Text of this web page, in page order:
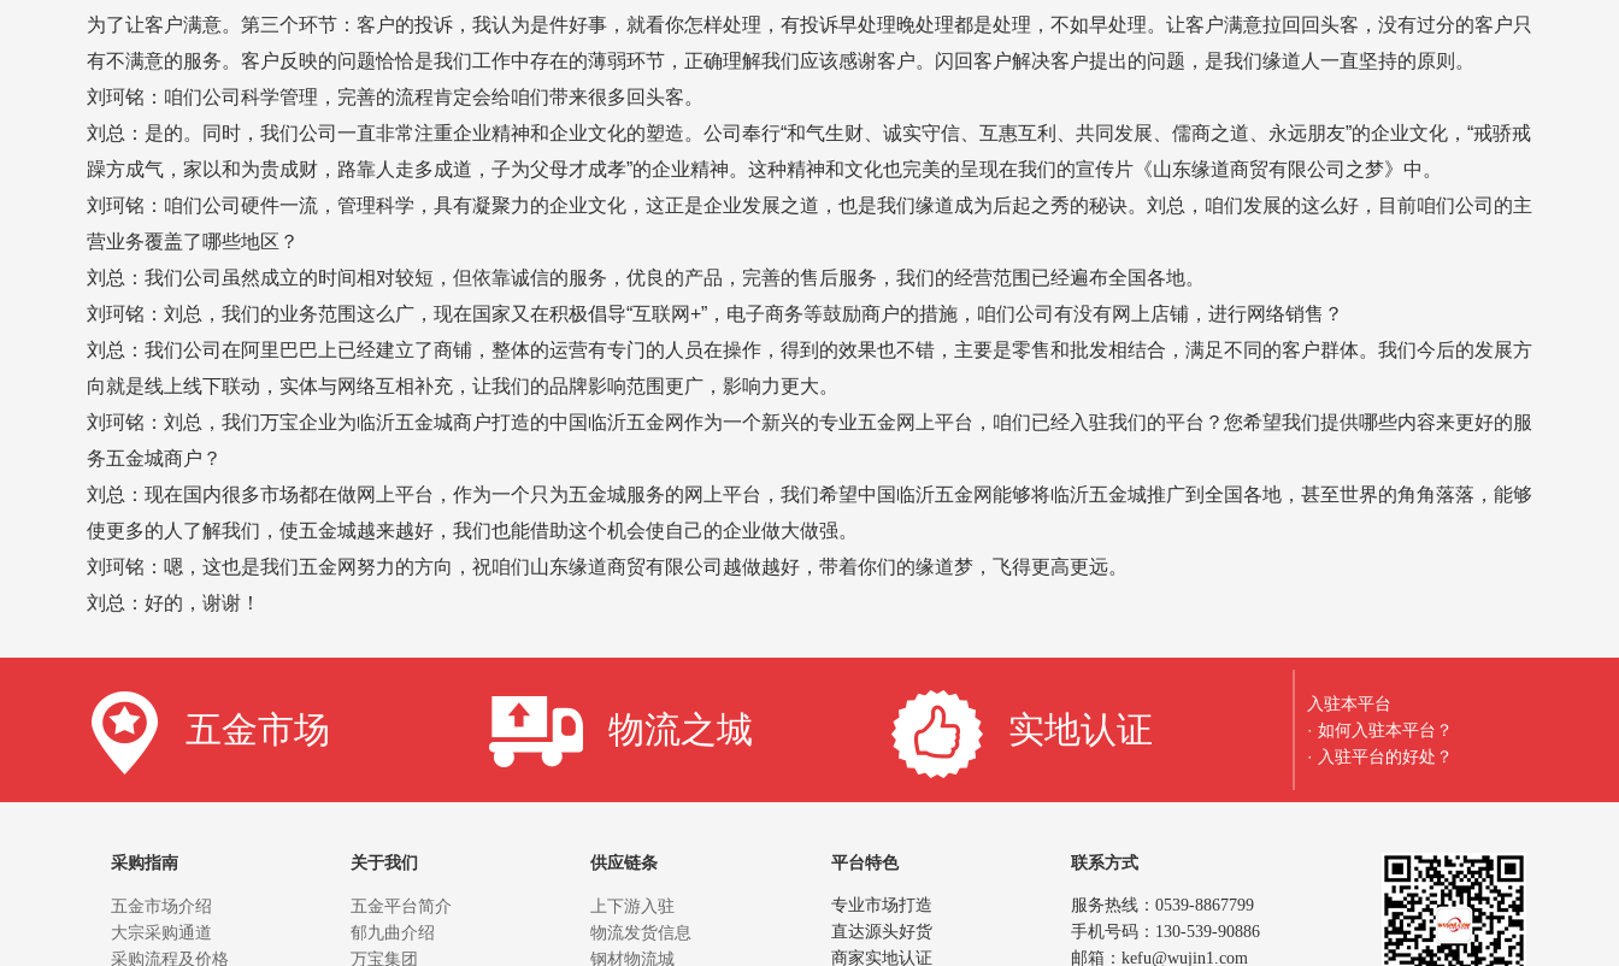
为了让客户满意。第三个环节：客户的投诉，我认为是件好事，就看你怎样处理，有投诉早处理晚处理都是处理，不如早处理。让客户满意拉回回头客，没有过分的客户只
有不满意的服务。客户反映的问题恰恰是我们工作中存在的薄弱环节，正确理解我们应该感谢客户。闪回客户解决客户提出的问题，是我们缘道人一直坚持的原则。
刘珂铭：咱们公司科学管理，完善的流程肯定会给咱们带来很多回头客。
刘总：是的。同时，我们公司一直非常注重企业精神和企业文化的塑造。公司奉行“和气生财、诚实守信、互惠互利、共同发展、儒商之道、永远朋友”的企业文化，“戒骄戒
躁方成气，家以和为贵成财，路靠人走多成道，子为父母才成孝”的企业精神。这种精神和文化也完美的呈现在我们的宣传片《山东缘道商贸有限公司之梦》中。
刘珂铭：咱们公司硬件一流，管理科学，具有凝聚力的企业文化，这正是企业发展之道，也是我们缘道成为后起之秀的秘诀。刘总，咱们发展的这么好，目前咱们公司的主
营业务覆盖了哪些地区？
刘总：我们公司虽然成立的时间相对较短，但依靠诚信的服务，优良的产品，完善的售后服务，我们的经营范围已经遍布全国各地。
刘珂铭：刘总，我们的业务范围这么广，现在国家又在积极倡导“互联网+”，电子商务等鼓励商户的措施，咱们公司有没有网上店铺，进行网络销售？
刘总：我们公司在阿里巴巴上已经建立了商铺，整体的运营有专门的人员在操作，得到的效果也不错，主要是零售和批发相结合，满足不同的客户群体。我们今后的发展方
向就是线上线下联动，实体与网络互相补充，让我们的品牌影响范围更广，影响力更大。
刘珂铭：刘总，我们万宝企业为临沂五金城商户打造的中国临沂五金网作为一个新兴的专业五金网上平台，咱们已经入驻我们的平台？您希望我们提供哪些内容来更好的服
务五金城商户？
刘总：现在国内很多市场都在做网上平台，作为一个只为五金城服务的网上平台，我们希望中国临沂五金网能够将临沂五金城推广到全国各地，甚至世界的角角落落，能够
使更多的人了解我们，使五金城越来越好，我们也能借助这个机会使自己的企业做大做强。
刘珂铭：嗯，这也是我们五金网努力的方向，祝咱们山东缘道商贸有限公司越做越好，带着你们的缘道梦，飞得更高更远。
刘总：好的，谢谢！
五金市场 物流之城 实地认证
入驻本平台
· 如何入驻本平台？
· 入驻平台的好处？
采购指南
五金市场介绍
大宗采购通道
采购流程及价格
关于我们
五金平台简介
郁九曲介绍
万宝集团
供应链条
上下游入驻
物流发货信息
钢材物流城
平台特色
专业市场打造
直达源头好货
商家实地认证
联系方式
服务热线：0539-8867799
手机号码：130-539-90886
邮箱：kefu@wujin1.com